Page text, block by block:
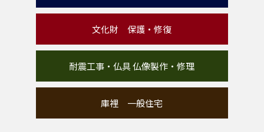
文化財 保護・修復
耐震工事・仏具 仏像製作・修理
庫裡 一般住宅